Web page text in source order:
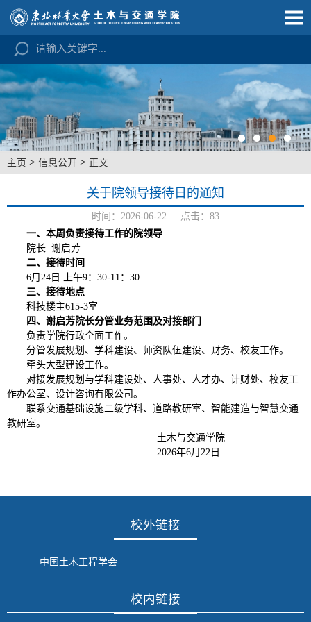
主页 > 信息公开 > 正文
关于院领导接待日的通知
时间：2026-06-22 点击： 83
一、本周负责接待工作的院领导
院长 谢启芳
二、接待时间
6月 24 日 上午9： 30-11 ： 30
三、接待地点
科技楼主615-3室
四、 谢启芳院长分管业务范围及对接部门
负责学院行政全面工作。
分管发展规划、学科建设、师资队伍建设、财务、校友工作。
牵头大型建设工作。
对接发展规划与学科建设处、人事处、人才办、计财处、校友工
作办公室、设计咨询有限公司。
联系交通基础设施二级学科、道路教研室、智能建造与智慧交通
教研室。
土木与交通学院
2026年6月 22 日
校外链接
中国土木工程学会
校内链接